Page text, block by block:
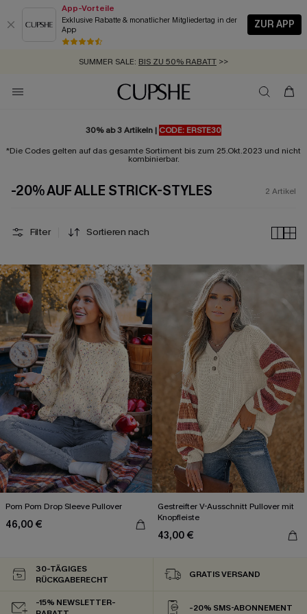
App-Vorteile
Exklusive Rabatte & monatlicher Mitgliedertag in der
App
ZUR APP
GRATIS MASSBAND MIT JEDEM SCHNELLVERSAND-ARTIKEL >>
SUMMER SALE: BIS ZU 50% RABATT >>
ZUM NEWSLETTER:BIS ZU -20% EXTRA ERHALTEN
KOSTENLOSER VERSAND AB 89 €
30% ab 3 Artikeln | CODE: ERSTE30
*Die Codes gelten auf das gesamte Sortiment bis zum 25.Okt.2023 und nicht
kombinierbar.
-20% AUF ALLE STRICK-STYLES 2 Artikel
Filter Sortieren nach
Pom Pom Drop Sleeve Pullover
46,00 €
Gestreifter V-Ausschnitt Pullover mit
Knopfleiste
43,00 €
30-TÄGIGES
RÜCKGABERECHT
GRATIS VERSAND
-15% NEWSLETTER-
-20% SMS-ABONNEMENT